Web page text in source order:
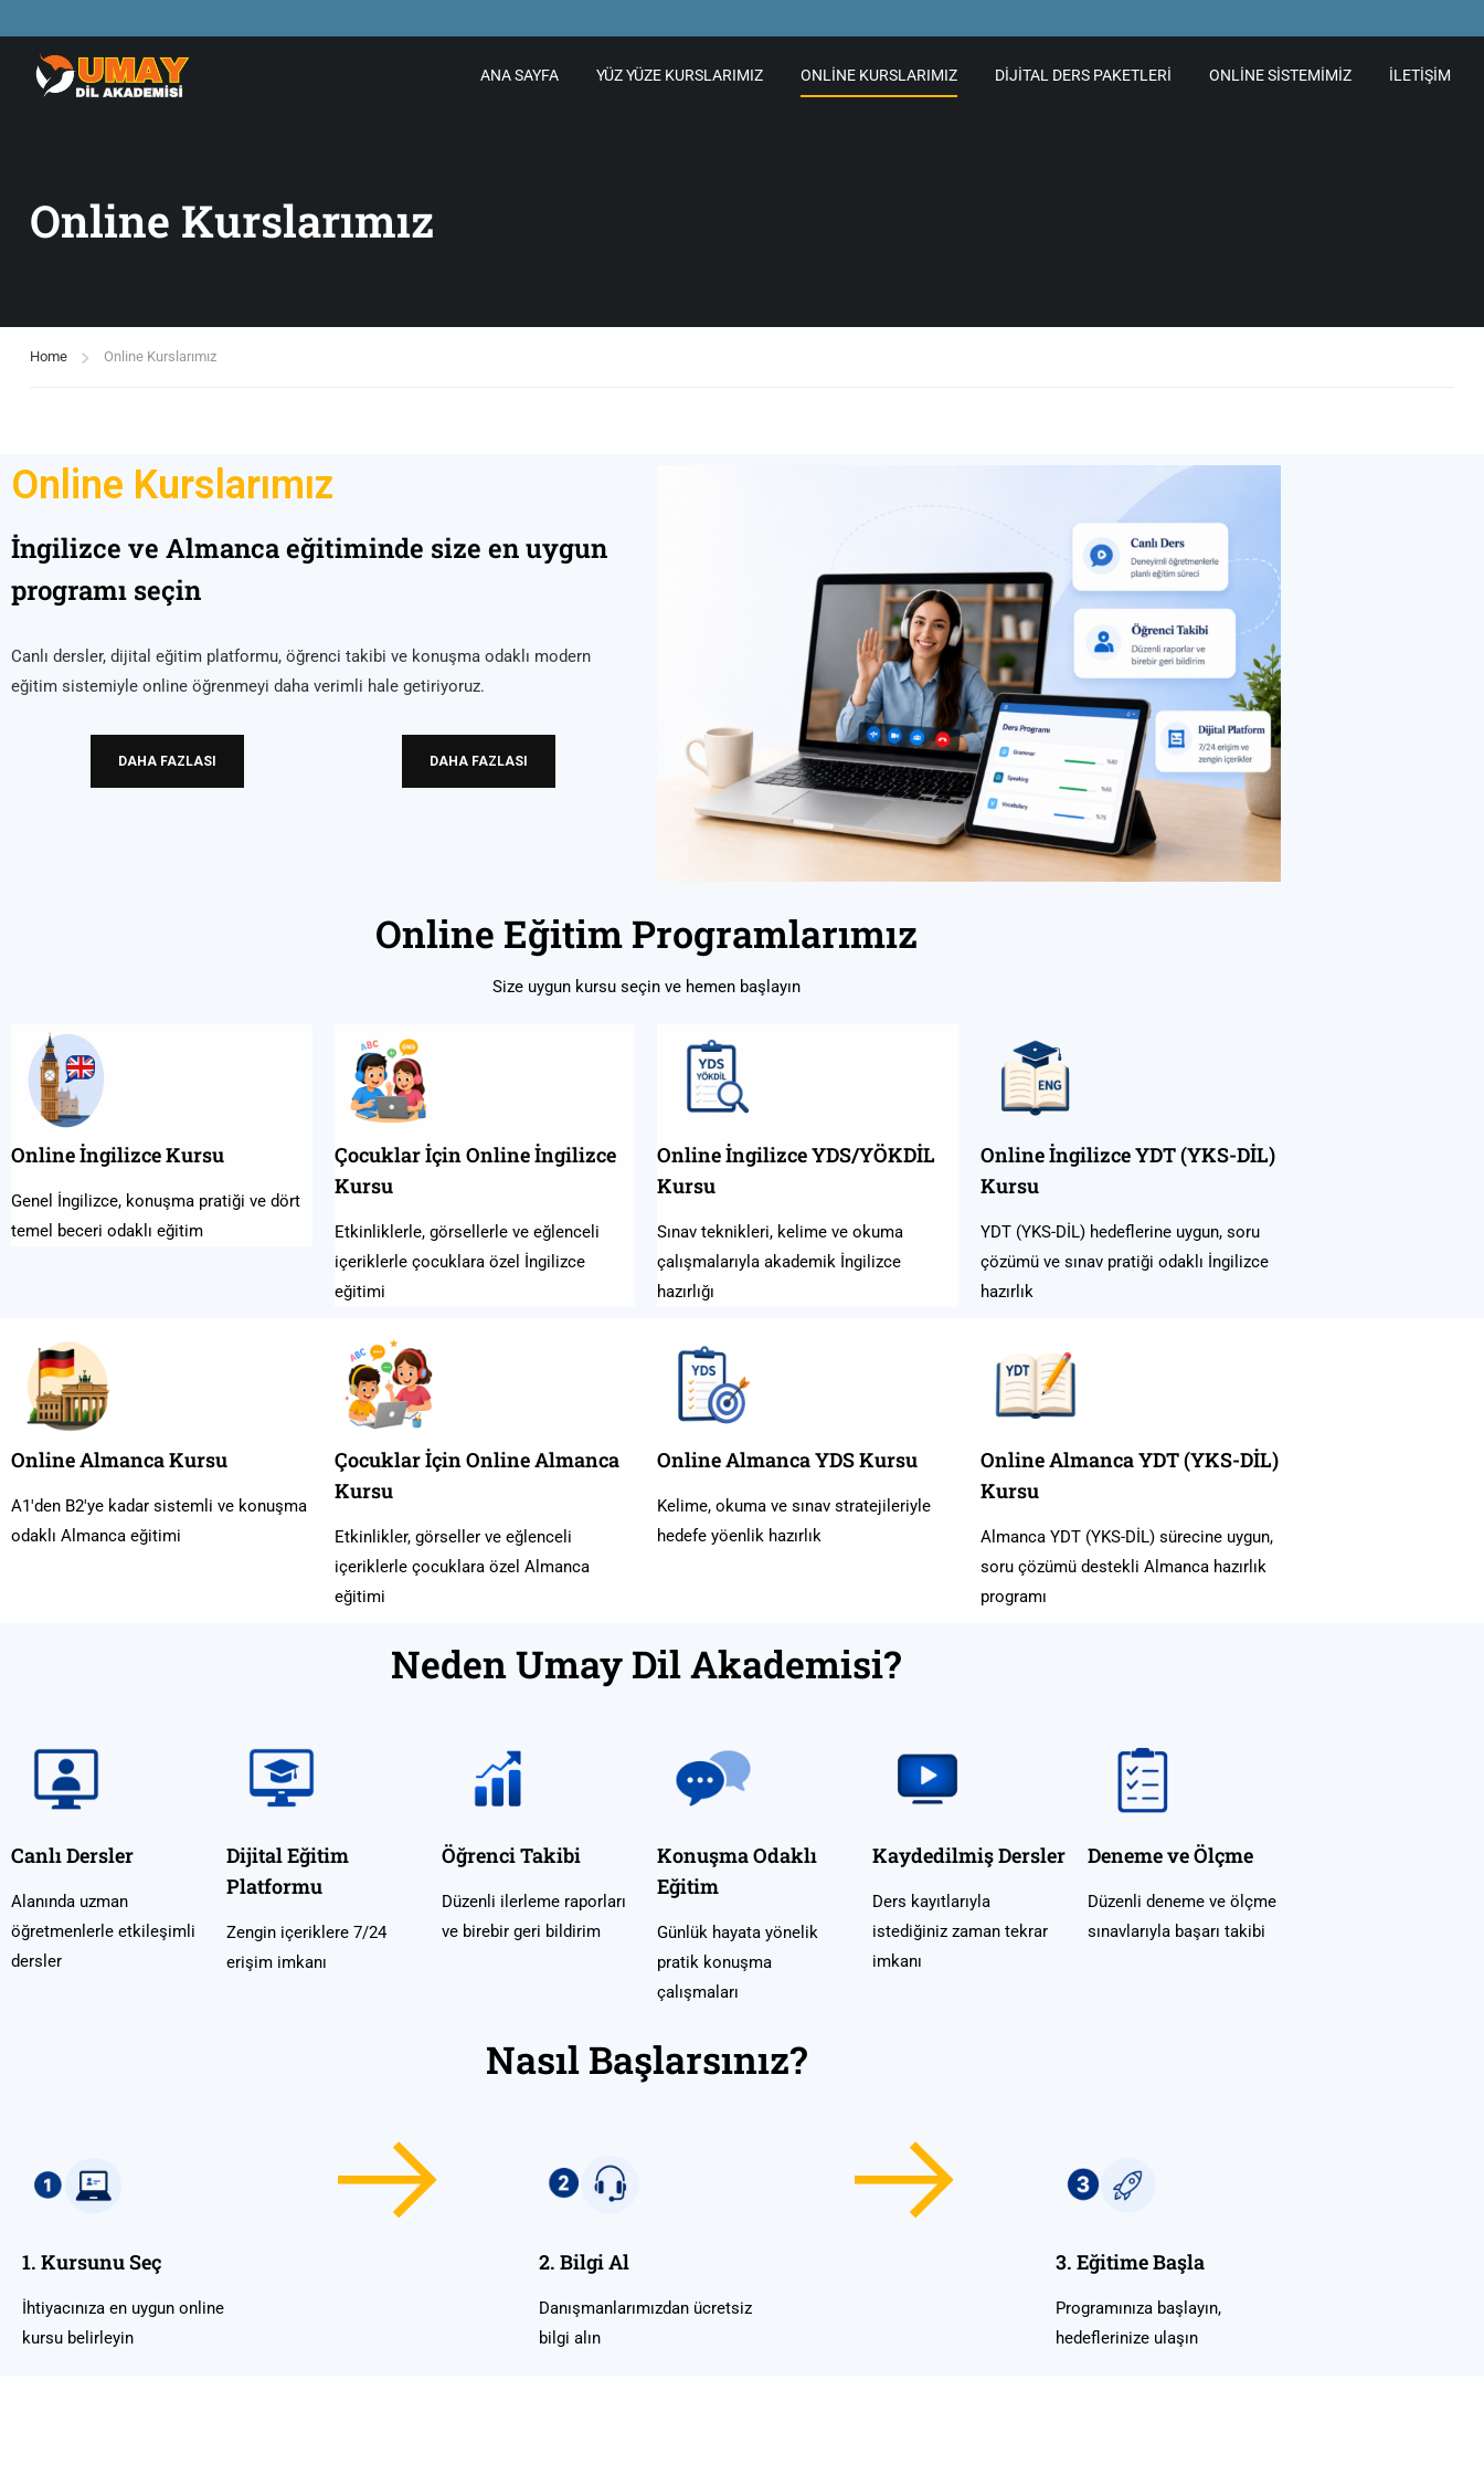
ANA SAYFA YÜZ YÜZE KURSLARIMIZ ONLINE KURSLARIMIZ DIJITAL DERS PAKETLERI ONLINE SISTEMIMIZ İLETIŞIM
Online Kurslarımız
Home Online Kurslarımız
Online Kurslarımız
İngilizce ve Almanca eğitiminde size en uygun
programı seçin
Canlı dersler, dijital eğitim platformu, öğrenci takibi ve konuşma odaklı modern
eğitim sistemiyle online öğrenmeyi daha verimli hale getiriyoruz.
DAHA FAZLASI DAHA FAZLASI
Online Eğitim Programlarımız
Size uygun kursu seçin ve hemen başlayın
Online İngilizce Kursu
Genel İngilizce, konuşma pratiği ve dört
temel beceri odaklı eğitim
Çocuklar İçin Online İngilizce
Kursu
Etkinliklerle, görsellerle ve eğlenceli
içeriklerle çocuklara özel İngilizce
eğitimi
Online İngilizce YDS/YÖKDİL
Kursu
Sınav teknikleri, kelime ve okuma
çalışmalarıyla akademik İngilizce
hazırlığı
Online İngilizce YDT (YKS-DİL)
Kursu
YDT (YKS-DİL) hedeflerine uygun, soru
çözümü ve sınav pratiği odaklı İngilizce
hazırlık
Online Almanca Kursu
A1'den B2'ye kadar sistemli ve konuşma
odaklı Almanca eğitimi
Çocuklar İçin Online Almanca
Kursu
Etkinlikler, görseller ve eğlenceli
içeriklerle çocuklara özel Almanca
eğitimi
Online Almanca YDS Kursu
Kelime, okuma ve sınav stratejileriyle
hedefe yöenlik hazırlık
Online Almanca YDT (YKS-DİL)
Kursu
Almanca YDT (YKS-DİL) sürecine uygun,
soru çözümü destekli Almanca hazırlık
programı
Neden Umay Dil Akademisi?
Canlı Dersler
Alanında uzman
öğretmenlerle etkileşimli
dersler
Dijital Eğitim
Platformu
Zengin içeriklere 7/24
erişim imkanı
Öğrenci Takibi
Düzenli ilerleme raporları
ve birebir geri bildirim
Konuşma Odaklı
Eğitim
Günlük hayata yönelik
pratik konuşma
çalışmaları
Kaydedilmiş Dersler
Ders kayıtlarıyla
istediğiniz zaman tekrar
imkanı
Deneme ve Ölçme
Düzenli deneme ve ölçme
sınavlarıyla başarı takibi
Nasıl Başlarsınız?
1. Kursunu Seç
İhtiyacınıza en uygun online
kursu belirleyin
2. Bilgi Al
Danışmanlarımızdan ücretsiz
bilgi alın
3. Eğitime Başla
Programınıza başlayın,
hedeflerinize ulaşın